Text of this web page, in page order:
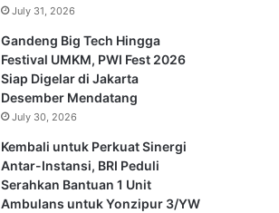
July 31, 2026
Gandeng Big Tech Hingga
Festival UMKM, PWI Fest 2026
Siap Digelar di Jakarta
Desember Mendatang
July 30, 2026
Kembali untuk Perkuat Sinergi
Antar-Instansi, BRI Peduli
Serahkan Bantuan 1 Unit
Ambulans untuk Yonzipur 3/YW